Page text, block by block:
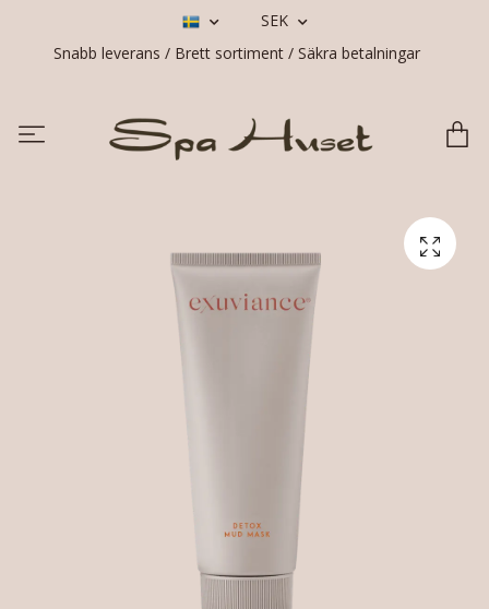
SEK
Snabb leverans / Brett sortiment / Säkra betalningar